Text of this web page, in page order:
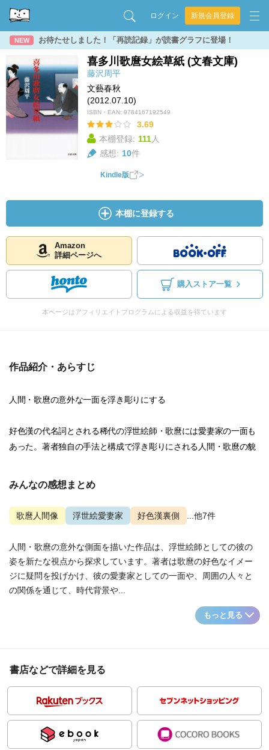
ログイン 新規会員登録
NEW お待たせしました！「再読記録」が読書グラフに登場！
喜多川歌麿女絵草紙 (文春文庫)
藤沢周平
文藝春秋
(2012.07.10)
ISBN・EAN: 9784167192549
3.69
本棚登録: 111人
感想: 10件
Kindle版
本棚に登録する
Amazon
詳細ページへ
購入ストア一覧
本ページはアフィリエイトプログラムによる収益を得ています
作品紹介・あらすじ
人間・歌麿の意外な一面を浮き彫りにする
好色漢の代名詞とされる稀代の浮世絵師・歌麿には愛妻家の一面も
あった。著者独自の手法と構成で浮き彫りにされる人間・歌麿の貌
みんなの感想まとめ
歌麿人間像 浮世絵愛妻家 好色漢裏側 ...他7件
人間・歌麿の意外な側面を描いた作品は、浮世絵師としての彼の
姿を新たな視点から探求しています。著者は歌麿の好色なイメー
ジに疑問を投げかけ、彼の愛妻家としての一面や、周囲の人々と
の関係を通じて、時代背景や...
もっと見る
書店などで詳細を見る